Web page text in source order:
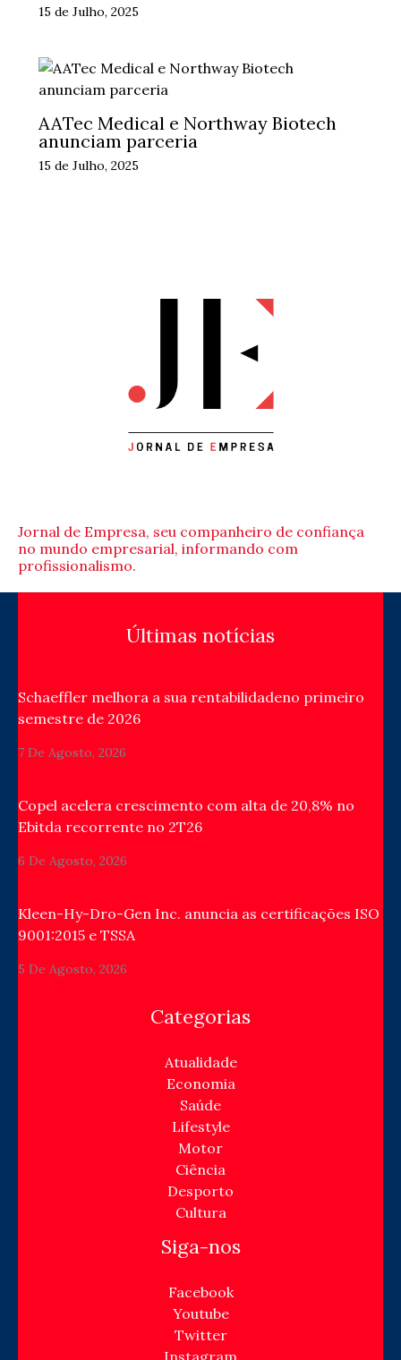
15 de Julho, 2025
AATec Medical e Northway Biotech
anunciam parceria
15 de Julho, 2025
Jornal de Empresa, seu companheiro de confiança
no mundo empresarial, informando com
profissionalismo.
Últimas notícias
Schaeffler melhora a sua rentabilidadeno primeiro
semestre de 2026
7 De Agosto, 2026
Copel acelera crescimento com alta de 20,8% no
Ebitda recorrente no 2T26
6 De Agosto, 2026
Kleen-Hy-Dro-Gen Inc. anuncia as certificações ISO
9001:2015 e TSSA
5 De Agosto, 2026
Categorias
Atualidade
Economia
Saúde
Lifestyle
Motor
Ciência
Desporto
Cultura
Siga-nos
Facebook
Youtube
Twitter